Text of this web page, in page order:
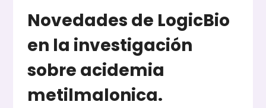
Novedades de LogicBio
en la investigación
sobre acidemia
metilmalonica.